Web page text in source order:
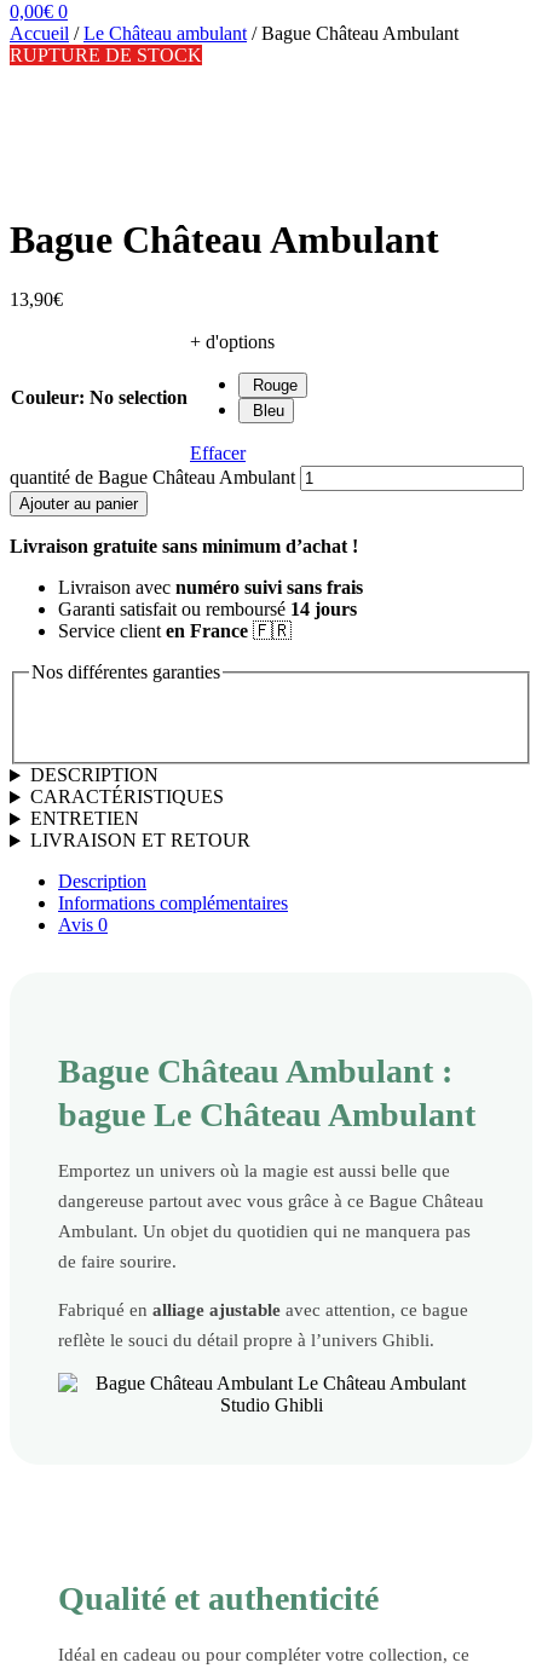
0,00€ 0
Accueil /Le Château ambulant /Bague Château Ambulant
RUPTURE DE STOCK
Bague Château Ambulant
13,90€
Couleur: No selection
+ d'options
Rouge
Bleu
Effacer
quantité de Bague Château Ambulant
Ajouter au panier
Livraison gratuite sans minimum d’achat !
Livraison avec numéro suivi sans frais
Garanti satisfait ou remboursé 14 jours
Service client en France 🇫🇷
Nos différentes garanties
DESCRIPTION
CARACTÉRISTIQUES
ENTRETIEN
LIVRAISON ET RETOUR
Description
Informations complémentaires
Avis 0
Bague Château Ambulant :
bague Le Château Ambulant
Emportez un univers où la magie est aussi belle que
dangereuse partout avec vous grâce à ce Bague Château
Ambulant. Un objet du quotidien qui ne manquera pas
de faire sourire.
Fabriqué en alliage ajustable avec attention, ce bague
reflète le souci du détail propre à l’univers Ghibli.
Qualité et authenticité
Idéal en cadeau ou pour compléter votre collection, ce